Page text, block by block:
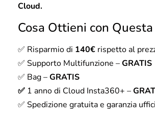
Cloud.
Cosa Ottieni con
✅ Risparmio di 140€ rispetto al
✅ Supporto Multifunzione –GRATIS
✅ Bag –GRATIS
✅ 1 anno di Cloud Insta360+ –
✅ Spedizione gratuita e garanzia